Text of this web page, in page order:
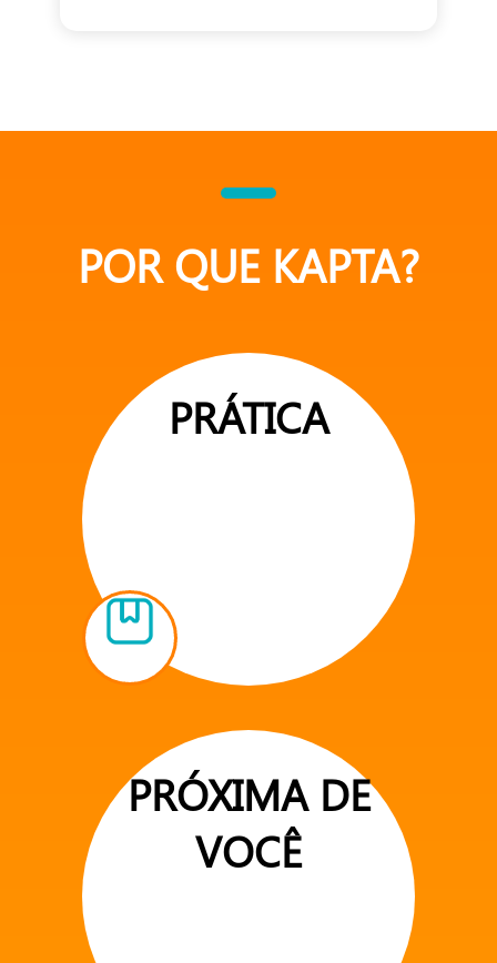
POR QUE KAPTA?
PRÁTICA
PRÓXIMA DE
VOCÊ